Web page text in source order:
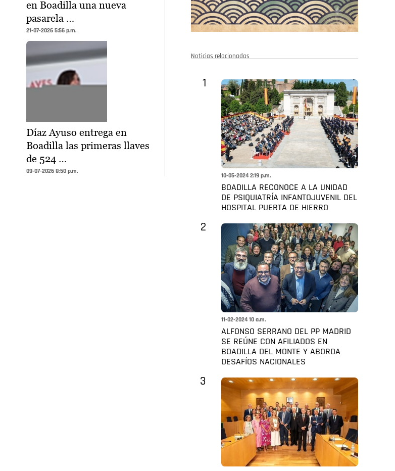
en Boadilla una nueva
pasarela …
21-07-2026 5:56 p.m.
Díaz Ayuso entrega en
Boadilla las primeras llaves
de 524 …
09-07-2026 8:50 p.m.
Noticias relacionadas
1
10-05-2024 2:19 p.m.
BOADILLA RECONOCE A LA UNIDAD
DE PSIQUIATRÍA INFANTOJUVENIL DEL
HOSPITAL PUERTA DE HIERRO
2
11-02-2024 10 a.m.
ALFONSO SERRANO DEL PP MADRID
SE REÚNE CON AFILIADOS EN
BOADILLA DEL MONTE Y ABORDA
DESAFÍOS NACIONALES
3